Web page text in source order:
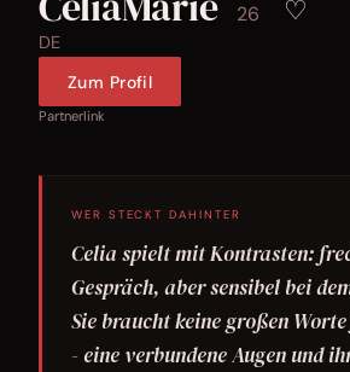
26 ♡
DE
Zum Profil
Partnerlink
WER STECKT DAHINTER
Celia spielt mit Kontrasten:
Gespräch, aber sensibel bei
Sie braucht keine großen
- eine verbundene Augen und